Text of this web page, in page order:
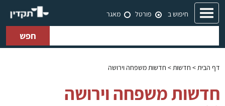
Toggle
navigation
חיפוש ב פורטל מאגר
חפש
דף הבית> חדשות > חדשות משפחה וירושה
חדשות משפחה וירושה